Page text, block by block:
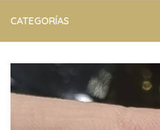
CATEGORÍAS